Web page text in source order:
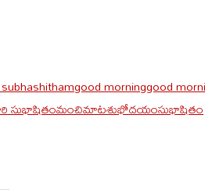
good morninggood
సుభాషితంమంచిమాటశుభోదయంసుభాషితం